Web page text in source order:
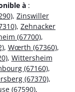
à :
, Zinswiller
, Zehnacker
(67700),
, Wœrth (67360),
, Wittersheim
(67160),
(67370),
(67590),